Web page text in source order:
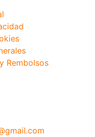
Rembolsos